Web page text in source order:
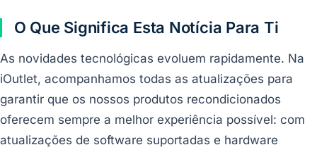
O Que Significa Esta Notícia Para Ti
As novidades tecnológicas evoluem rapidamente. Na
iOutlet, acompanhamos todas as atualizações para
garantir que os nossos produtos recondicionados
oferecem sempre a melhor experiência possível: com
atualizações de software suportadas e hardware